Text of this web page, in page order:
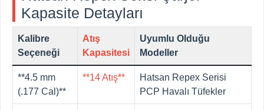
Kapasite Detayları
Kalibre
Seçeneği
Atış
Kapasitesi
Uyumlu Olduğu
Modeller
**4.5 mm
(.177 Cal)**
**14 Atış**
Hatsan Repex Serisi
PCP Havalı Tüfekler